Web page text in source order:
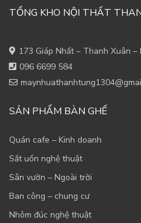
TỔNG KHO NỘI THẤT
173 Giáp Nhất – Thanh Xuân –
096 6699 584
SẢN PHẨM BÀN GHẾ
Quán cafe – Kinh doanh
Sắt uốn nghệ thuật
Sân vườn – Ngoài trời
Ban công – chung cư
Nhôm đúc nghệ thuật